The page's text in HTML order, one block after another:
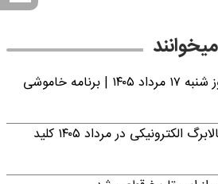
جدول قطعی برق کرمان روز شنبه ۱۷ مرداد ۱۴۰۵ | برنامه خاموشی
خبر فوری؛ افزایش اعتبار کالابرگ الکترونیکی در مرداد ۱۴۰۵ کلید